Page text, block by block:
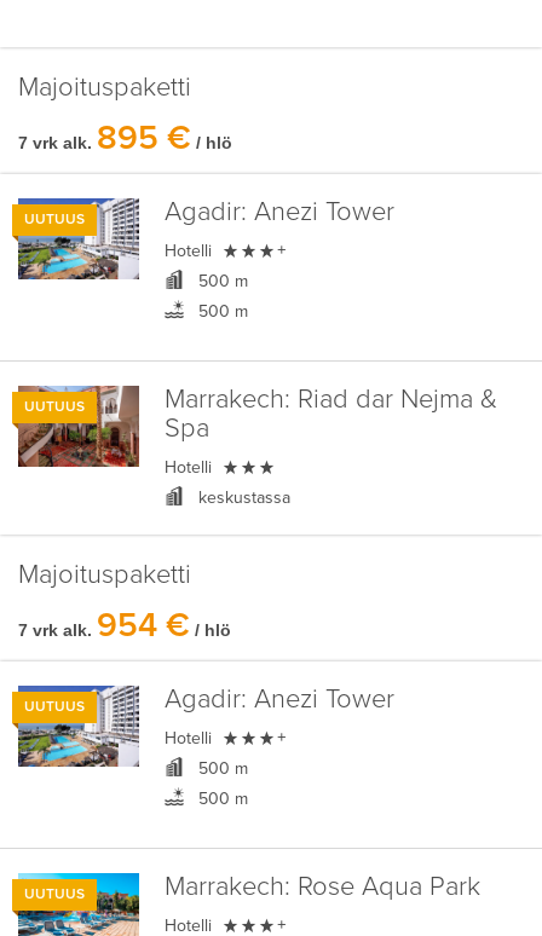
Majoituspaketti
7 vrk alk. 895 € / hlö
UUTUUS Agadir: Anezi Tower
Hotelli  +
500 m
500 m
UUTUUS Marrakech: Riad dar Nejma &
Spa
Hotelli 
keskustassa
Majoituspaketti
7 vrk alk. 954 € / hlö
UUTUUS Agadir: Anezi Tower
Hotelli  +
500 m
500 m
UUTUUS Marrakech: Rose Aqua Park
Hotelli  +